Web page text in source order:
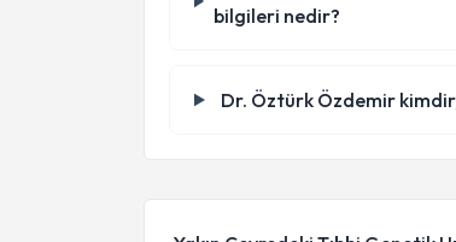
bilgileri nedir?
Dr. Öztürk Özdemir